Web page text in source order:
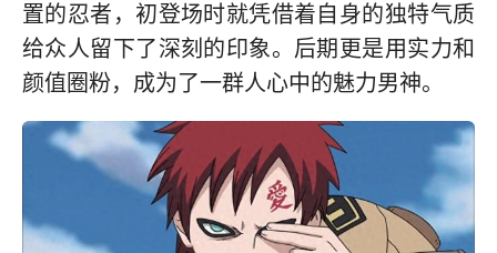
置的忍者，初登场时就凭借着自身的独特气质
给众人留下了深刻的印象。后期更是用实力和
颜值圈粉，成为了一群人心中的魅力男神。